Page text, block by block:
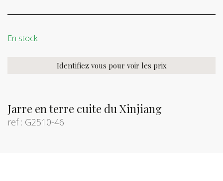
Jarre en terre cuite du Xinjiang
ref : G2510-46
En stock
Identifiez vous pour voir les prix